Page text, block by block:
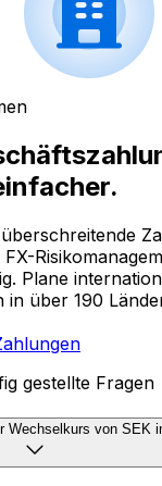
Plane
in über 190
gestellte Fragen
Wechselkurs von SEK